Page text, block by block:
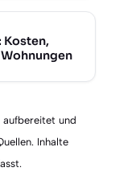
Kosten,
aufbereitet und
Inhalte